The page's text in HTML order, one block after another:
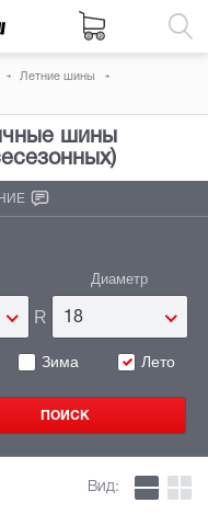
Летние шины
шины
R
Диаметр
18
Зима Лето
Вид: